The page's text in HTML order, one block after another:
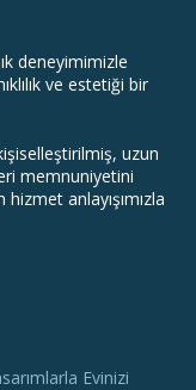
deneyimimizle
ve estetiği bir
uzun
memnuniyetini
anlayışımızla
Evinizi